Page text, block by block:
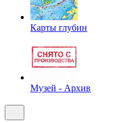
Карты глубин
Музей - Архив